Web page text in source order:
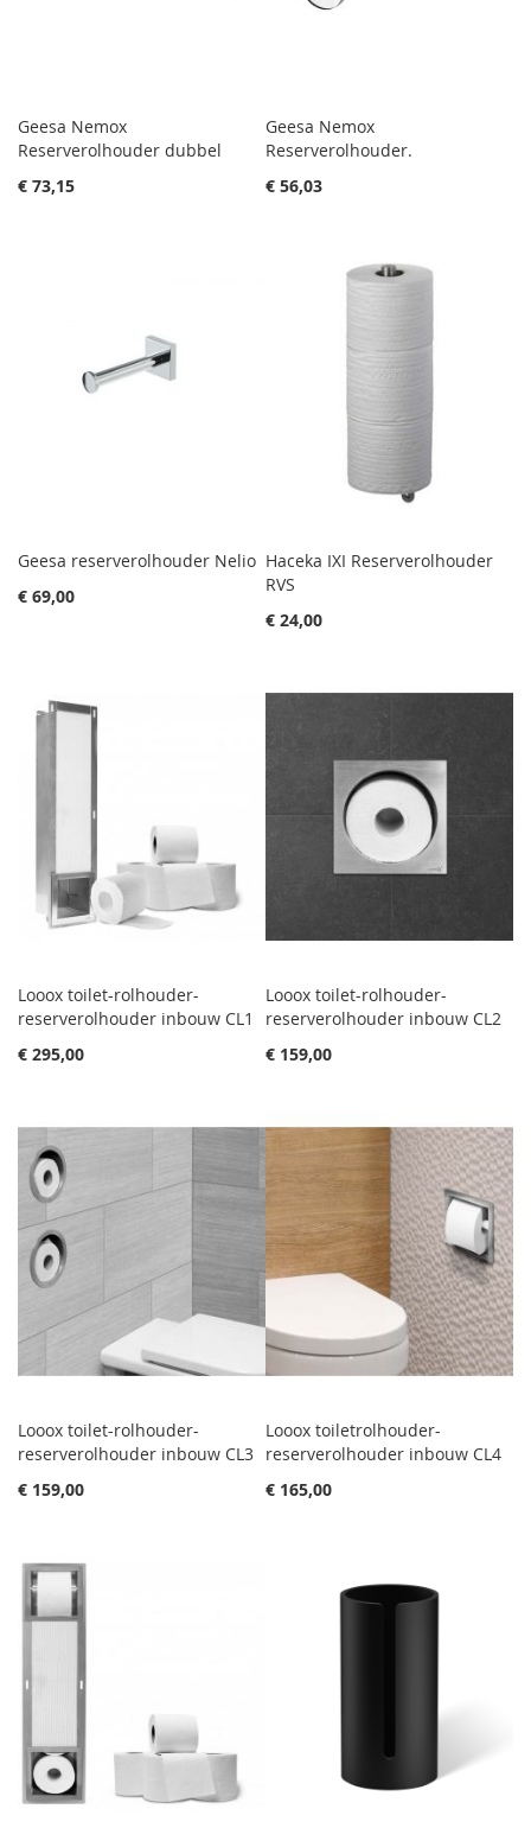
Geesa Nemox
Reserverolhouder dubbel
€ 73,15
Geesa Nemox
Reserverolhouder.
€ 56,03
Geesa reserverolhouder Nelio
€ 69,00
Haceka IXI Reserverolhouder
RVS
€ 24,00
Looox toilet-rolhouder-
reserverolhouder inbouw CL1
€ 295,00
Looox toilet-rolhouder-
reserverolhouder inbouw CL2
€ 159,00
Looox toilet-rolhouder-
reserverolhouder inbouw CL3
€ 159,00
Looox toiletrolhouder-
reserverolhouder inbouw CL4
€ 165,00